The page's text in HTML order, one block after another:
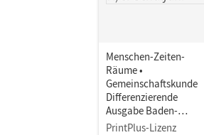
Menschen-Zeiten-
Räume •
Gemeinschaftskunde
Differenzierende
Ausgabe Baden-
Württemberg - Ausgabe
PrintPlus-Lizenz